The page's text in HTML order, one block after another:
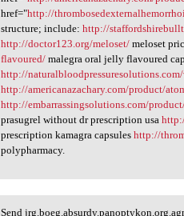
href="http://
structure; include:http://
http://doctor123.org/meloset/ meloset
flavoured/ malegra oral jelly flavoured
http://
http://americanazachary.com/product/
http://embarrassingsolutions.com/
prasugrel without dr prescription usa
prescription kamagra capsuleshttp://
polypharmacy.
Send